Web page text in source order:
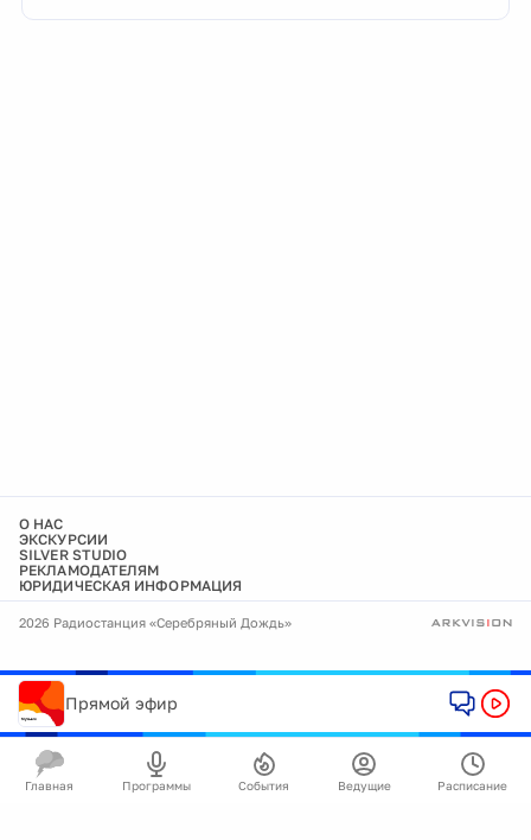
О НАС
ЭКСКУРСИИ
SILVER STUDIO
РЕКЛАМОДАТЕЛЯМ
ЮРИДИЧЕСКАЯ ИНФОРМАЦИЯ
2026 Радиостанция «Серебряный Дождь»
Прямой эфир
Главная Программы События Ведущие Расписание